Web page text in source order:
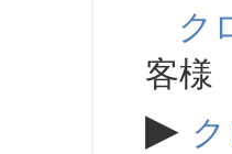
ク
客様
▶